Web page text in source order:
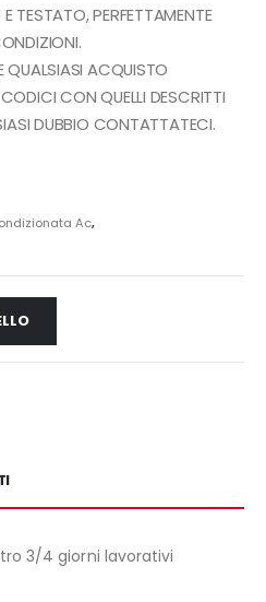
TESTATO, PERFETTAMENTE
QUALSIASI ACQUISTO
CON QUELLI DESCRITTI
DUBBIO CONTATTATECI.
Ac,
3/4 giorni lavorativi